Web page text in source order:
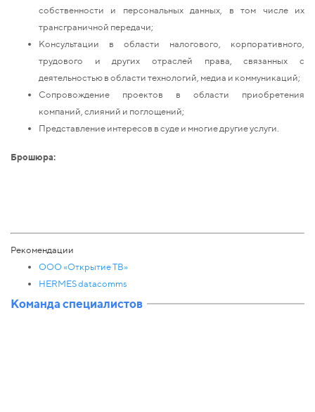
собственности и персональных данных, в том числе их
трансграничной передачи;
Консультации в области налогового, корпоративного,
трудового и других отраслей права, связанных с
деятельностью в области технологий, медиа и коммуникаций;
Сопровождение проектов в области приобретения
компаний, слияний и поглощений;
Представление интересов в суде и многие другие услуги.
Брошюра:
Рекомендации
ООО «Открытие ТВ»
HERMES datacomms
Команда специалистов